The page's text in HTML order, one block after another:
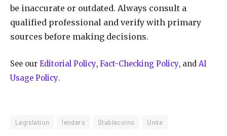
be inaccurate or outdated. Always consult a
qualified professional and verify with primary
sources before making decisions.
See our Editorial Policy, Fact-Checking Policy, and AI
Usage Policy.
Legislation lenders Stablecoins Unite